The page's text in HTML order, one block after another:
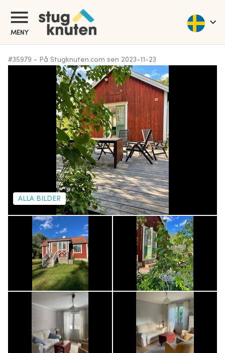
MENY
#35979 - På Stugknuten.com sen 2023-11-23
ALLA BILDER